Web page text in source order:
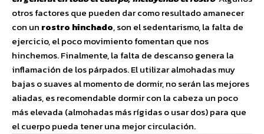
otros factores que pueden dar como resultado amanecer
con un rostro hinchado, son el sedentarismo, la falta de
ejercicio, el poco movimiento fomentan que nos
hinchemos. Finalmente, la falta de descanso genera la
inflamación de los párpados. El utilizar almohadas muy
bajas o suaves al momento de dormir, no serán las mejores
aliadas, es recomendable dormir con la cabeza un poco
más elevada (almohadas más rígidas o usar dos) para que
el cuerpo pueda tener una mejor circulación.